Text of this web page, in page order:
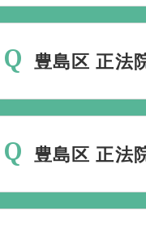
種手続きまで、す
豊島区 正法
理に自社会館を勧
豊島区 正法